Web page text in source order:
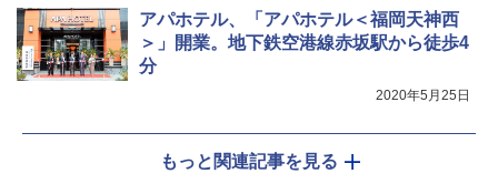
アパホテル、「アパホテル＜福岡天神西
＞」開業。地下鉄空港線赤坂駅から徒歩4
分
2020年5月25日
もっと関連記事を見る